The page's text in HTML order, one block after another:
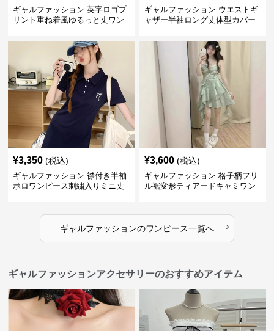
ギャルファッション 英字ロゴプ
リント重ね着風ゆるっと丈ワン
ギャルファッション ウエストギ
ャザー半袖ロング丈体型カバー
¥3,350 (税込)
ギャルファッション 襟付き半袖
ポロワンピース刺繍入りミニ丈
¥3,600 (税込)
ギャルファッション 格子柄フリ
ル裾変形ティアードキャミワン
ギャルファッションのワンピース一覧へ ›
ギャルファッションアクセサリーのおすすめアイテム